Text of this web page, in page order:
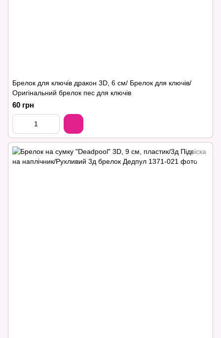
Брелок для ключів дракон 3D, 6 см/ Брелок для ключів/
Оригінальний брелок пес для ключів
60 грн